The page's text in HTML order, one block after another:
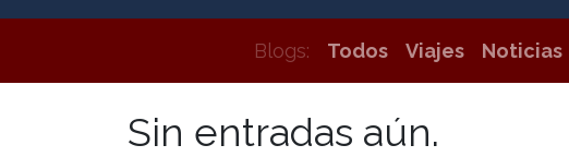
Blogs: Todos Viajes Noticias
Sin entradas aún.